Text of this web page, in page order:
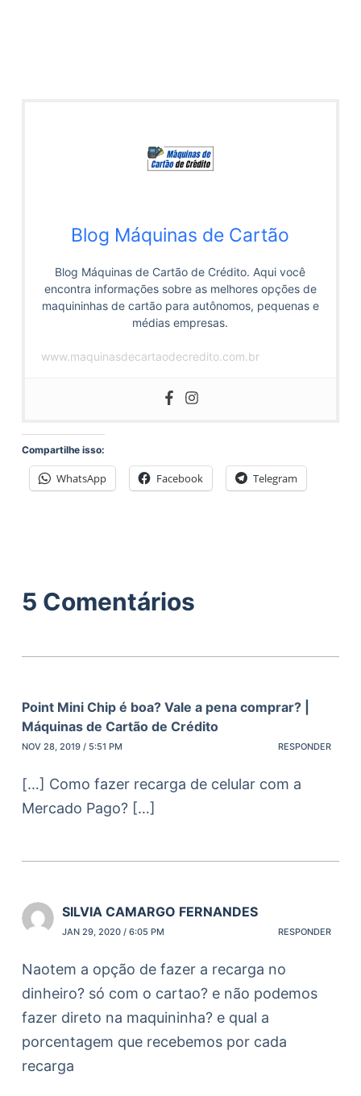
Blog Máquinas de Cartão
Blog Máquinas de Cartão de Crédito. Aqui você
encontra informações sobre as melhores opções de
maquininhas de cartão para autônomos, pequenas e
médias empresas.
www.maquinasdecartaodecredito.com.br
Compartilhe isso:
WhatsApp Facebook Telegram
5 Comentários
Point Mini Chip é boa? Vale a pena comprar? |
Máquinas de Cartão de Crédito
NOV 28, 2019 / 5:51 PM RESPONDER
[…] Como fazer recarga de celular com a
Mercado Pago? […]
SILVIA CAMARGO FERNANDES
JAN 29, 2020 / 6:05 PM RESPONDER
Naotem a opção de fazer a recarga no
dinheiro? só com o cartao? e não podemos
fazer direto na maquininha? e qual a
porcentagem que recebemos por cada
recarga